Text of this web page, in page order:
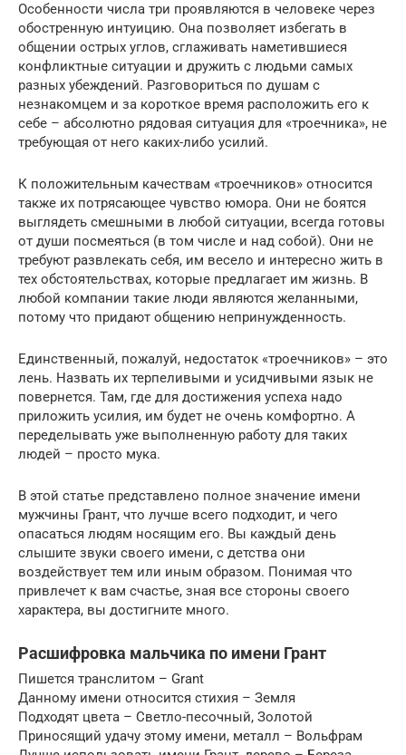
Особенности числа три проявляются в человеке через
обостренную интуицию. Она позволяет избегать в
общении острых углов, сглаживать наметившиеся
конфликтные ситуации и дружить с людьми самых
разных убеждений. Разговориться по душам с
незнакомцем и за короткое время расположить его к
себе – абсолютно рядовая ситуация для «троечника», не
требующая от него каких-либо усилий.
К положительным качествам «троечников» относится
также их потрясающее чувство юмора. Они не боятся
выглядеть смешными в любой ситуации, всегда готовы
от души посмеяться (в том числе и над собой). Они не
требуют развлекать себя, им весело и интересно жить в
тех обстоятельствах, которые предлагает им жизнь. В
любой компании такие люди являются желанными,
потому что придают общению непринужденность.
Единственный, пожалуй, недостаток «троечников» – это
лень. Назвать их терпеливыми и усидчивыми язык не
повернется. Там, где для достижения успеха надо
приложить усилия, им будет не очень комфортно. А
переделывать уже выполненную работу для таких
людей – просто мука.
В этой статье представлено полное значение имени
мужчины Грант, что лучше всего подходит, и чего
опасаться людям носящим его. Вы каждый день
слышите звуки своего имени, с детства они
воздействует тем или иным образом. Понимая что
привлечет к вам счастье, зная все стороны своего
характера, вы достигните много.
Расшифровка мальчика по имени Грант
Пишется транслитом – Grant
Данному имени относится стихия – Земля
Подходят цвета – Светло-песочный, Золотой
Приносящий удачу этому имени, металл – Вольфрам